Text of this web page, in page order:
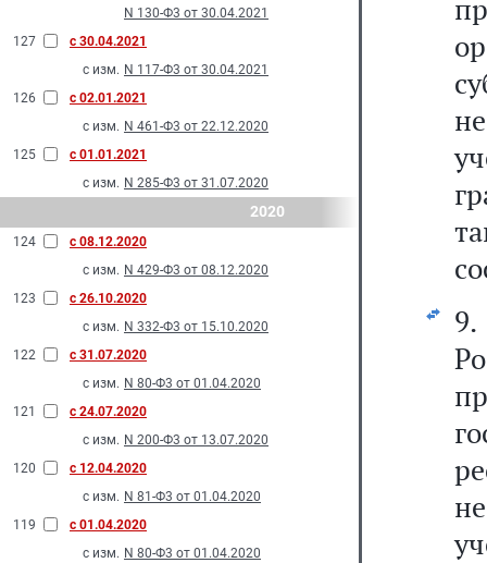
N 130-Ф3 от 30.04.2021
127
с 30.04.2021
с изм. N 117-Ф3 от 30.04.2021
126
с 02.01.2021
с изм. N 461-Ф3 от 22.12.2020
125
с 01.01.2021
с изм. N 285-Ф3 от 31.07.2020
2020
124
с 08.12.2020
с изм. N 429-Ф3 от 08.12.2020
123
с 26.10.2020
с изм. N 332-Ф3 от 15.10.2020
122
с 31.07.2020
с изм. N 80-Ф3 от 01.04.2020
121
с 24.07.2020
с изм. N 200-Ф3 от 13.07.2020
120
с 12.04.2020
с изм. N 81-Ф3 от 01.04.2020
119
с 01.04.2020
с изм. N 80-Ф3 от 01.04.2020
9.